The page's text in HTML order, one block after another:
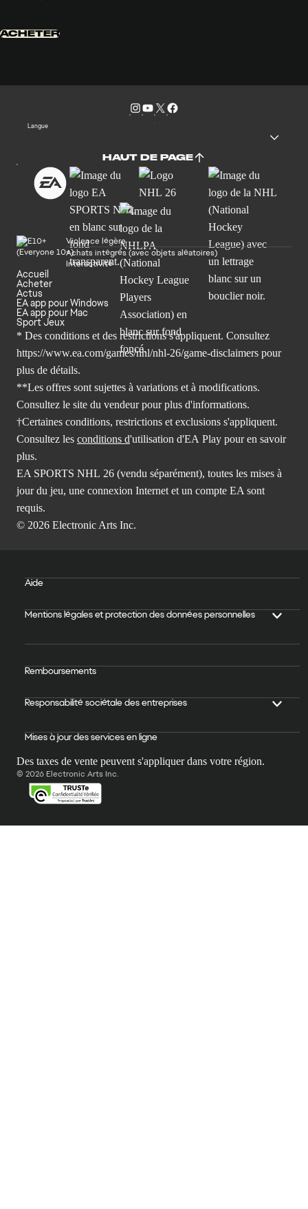
ACHETER
Langue
HAUT DE PAGE
Violence légère
Achats intégrés (avec objets aléatoires)
Interactivité
Accueil
Acheter
Actus
EA app pour Windows
EA app pour Mac
Sport Jeux
* Des conditions et des restrictions s'appliquent. Consultez
https://www.ea.com/games/nhl/nhl-26/game-disclaimers pour
plus de détails.
**Les offres sont sujettes à variations et à modifications.
Consultez le site du vendeur pour plus d'informations.
†Certaines conditions, restrictions et exclusions s'appliquent.
Consultez les conditions d'utilisation d'EA Play pour en savoir
plus.
EA SPORTS NHL 26 (vendu séparément), toutes les mises à
jour du jeu, une connexion Internet et un compte EA sont
requis.
© 2026 Electronic Arts Inc.
Aide
Mentions légales et protection des données personnelles
Remboursements
Responsabilité sociétale des entreprises
Mises à jour des services en ligne
Des taxes de vente peuvent s'appliquer dans votre région.
© 2026 Electronic Arts Inc.